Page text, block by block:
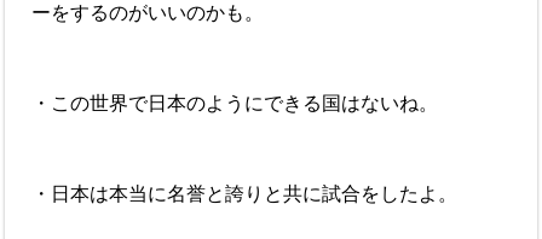
ーをするのがいいのかも。
・この世界で日本のようにできる国はないね。
・日本は本当に名誉と誇りと共に試合をしたよ。